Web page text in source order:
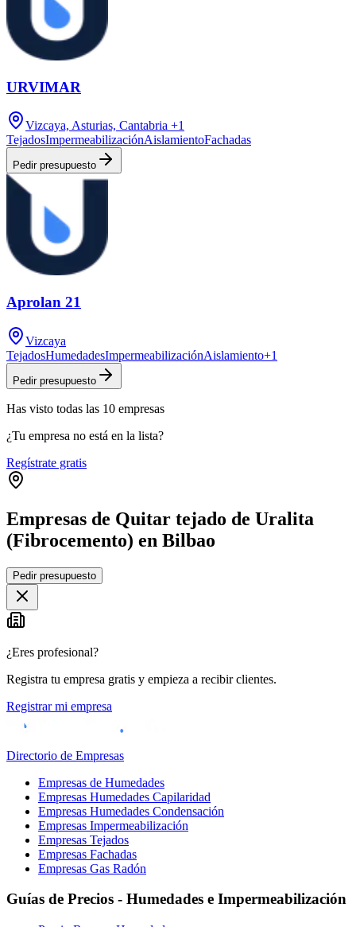
URVIMAR
Vizcaya, Asturias, Cantabria +1
TejadosImpermeabilizaciónAislamientoFachadas
Pedir presupuesto
Aprolan 21
Vizcaya
TejadosHumedadesImpermeabilizaciónAislamiento+1
Pedir presupuesto
Has visto todas las 10 empresas
¿Tu empresa no está en la lista?
Regístrate gratis
Empresas de Quitar tejado de Uralita
(Fibrocemento) en Bilbao
+
−
Pedir presupuesto
¿Eres profesional?
Registra tu empresa gratis y empieza a recibir clientes.
Registrar mi empresa
Directorio de Empresas
Empresas de Humedades
Empresas Humedades Capilaridad
Empresas Humedades Condensación
Empresas Impermeabilización
Empresas Tejados
Empresas Fachadas
Empresas Gas Radón
Guías de Precios - Humedades e Impermeabilización